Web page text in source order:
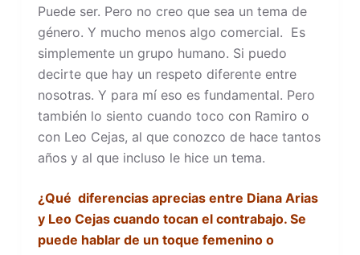
Puede ser. Pero no creo que sea un tema de
género. Y mucho menos algo comercial. Es
simplemente un grupo humano. Si puedo
decirte que hay un respeto diferente entre
nosotras. Y para mí eso es fundamental. Pero
también lo siento cuando toco con Ramiro o
con Leo Cejas, al que conozco de hace tantos
años y al que incluso le hice un tema.
¿Qué diferencias aprecias entre Diana Arias
y Leo Cejas cuando tocan el contrabajo. Se
puede hablar de un toque femenino o